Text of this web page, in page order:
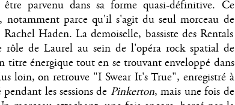
parvenu dans sa forme quasi-définitive. Ce
parce qu'il s'agit du seul morceau de
Haden. La demoiselle, bassiste des Rentals
de Laurel au sein de l'opéra rock spatial de
énergique tout en se trouvant enveloppé dans
loin, on retrouve "I Swear It's True", enregistré à
les sessions de Pinkerton, mais une fois de